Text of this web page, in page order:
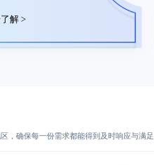
解 >
，确保每一份需求都能得到及时响应与满足